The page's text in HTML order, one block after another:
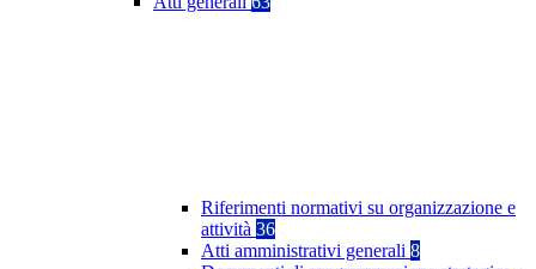
Riferimenti normativi su organizzazione e
attività 36
Atti amministrativi generali 8